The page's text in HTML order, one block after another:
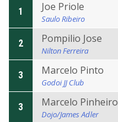
1 Joe Priole
Saulo Ribeiro
2 Pompilio Jose
Nilton Ferreira
3 Marcelo Pinto
Godoi JJ Club
3 Marcelo Pinheiro
Dojo/James Adler